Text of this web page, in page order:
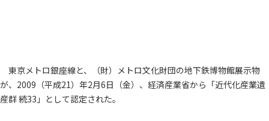
東京メトロ銀座線と、（財）メトロ文化財団の地下鉄博物館展示物
が、2009（平成21）年2月6日（金）、経済産業省から「近代化産業遺
産群 続33」として認定された。